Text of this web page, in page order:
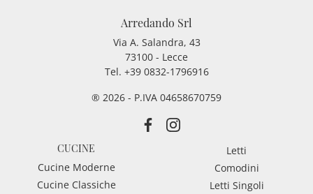
Arredando Srl
Via A. Salandra, 43
73100 - Lecce
Tel. +39 0832-1796916
® 2026 - P.IVA 04658670759
CUCINE
Cucine Moderne
Cucine Classiche
Letti
Comodini
Letti Singoli